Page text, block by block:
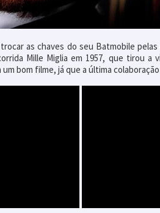
as chaves do seu Batmobile
Mille Miglia em 1957, que tirou
bom filme, já que a última